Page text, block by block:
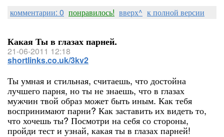
комментарии: 0 понравилось! вверх^ к полной версии
Какая Ты в глазах парней.
21-06-2011 12:18
shortlinks.co.uk/3kv2
Ты умная и стильная, считаешь, что достойна
лучшего парня, но ты не знаешь, что в глазах
мужчин твой образ может быть иным. Как тебя
воспринимают парни? Как заставить их видеть то,
что хочешь ты? Посмотри на себя со стороны,
пройди тест и узнай, какая ты в глазах парней!